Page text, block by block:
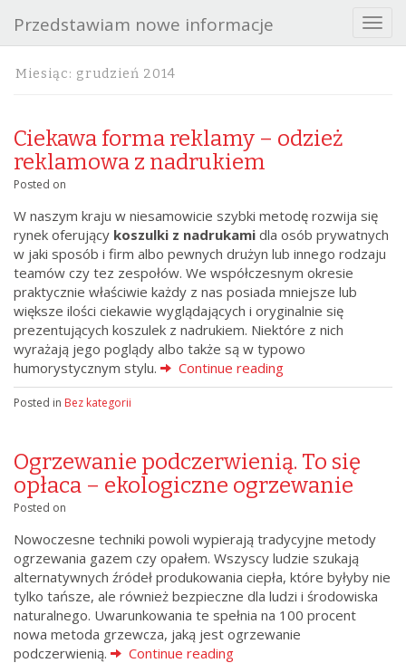
T
o
g
a
t
Przedstawiam nowe informacje
Miesiąc: grudzień 2014
Ciekawa forma reklamy – odzież
reklamowa z nadrukiem
Posted on
W naszym kraju w niesamowicie szybki metodę rozwija się
rynek oferujący koszulki z nadrukami dla osób prywatnych
w jaki sposób i firm albo pewnych drużyn lub innego rodzaju
teamów czy tez zespołów. We współczesnym okresie
praktycznie właściwie każdy z nas posiada mniejsze lub
większe ilości ciekawie wyglądających i oryginalnie się
prezentujących koszulek z nadrukiem. Niektóre z nich
wyrażają jego poglądy albo także są w typowo
humorystycznym stylu.
Continue reading
Posted in Bez kategorii
Ogrzewanie podczerwienią. To się
opłaca – ekologiczne ogrzewanie
Posted on
Nowoczesne techniki powoli wypierają tradycyjne metody
ogrzewania gazem czy opałem. Wszyscy ludzie szukają
alternatywnych źródeł produkowania ciepła, które byłyby nie
tylko tańsze, ale również bezpieczne dla ludzi i środowiska
naturalnego. Uwarunkowania te spełnia na 100 procent
nowa metoda grzewcza, jaką jest ogrzewanie
podczerwienią.
Continue reading